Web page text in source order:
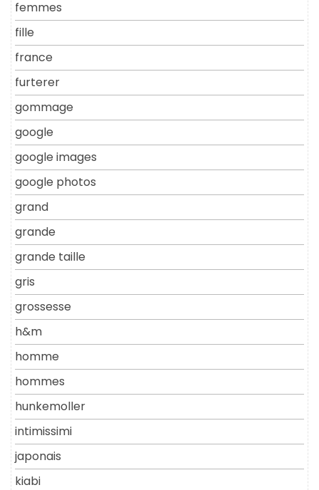
femmes
fille
france
furterer
gommage
google
google images
google photos
grand
grande
grande taille
gris
grossesse
h&m
homme
hommes
hunkemoller
intimissimi
japonais
kiabi